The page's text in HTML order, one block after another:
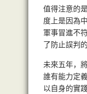
值得注意的
度上是因為
軍事冒進不
了防止誤判
未來五年，
誰有能力定
以自身的實